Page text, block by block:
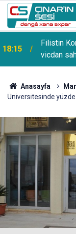
18:10
Yabancı
Uyanın
Anasayfa
Üniversitesinde